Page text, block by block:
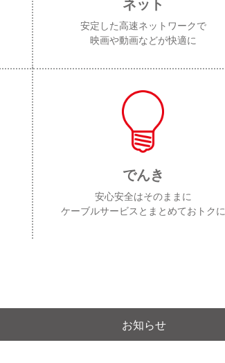
ネット
安定した高速ネットワークで
映画や動画などが快適に
でんき
安心安全はそのままに
ケーブルサービスとまとめておトクに
お知らせ